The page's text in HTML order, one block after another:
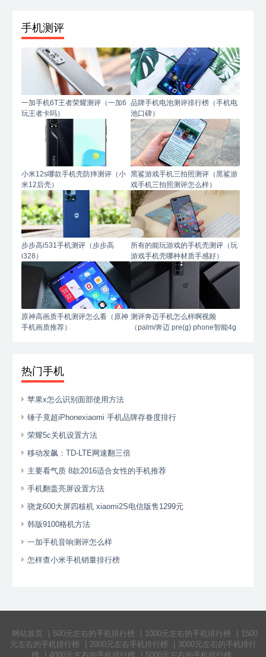
手机测评
一加手机6T王者荣耀测评（一加6
玩王者卡吗）
品牌手机电池测评排行榜（手机电
池口碑）
小米12s哪款手机壳防摔测评（小
米12后壳）
黑鲨游戏手机三拍照测评（黑鲨游
戏手机三拍照测评怎么样）
步步高i531手机测评（步步高
i328）
所有的能玩游戏的手机壳测评（玩
游戏手机壳哪种材质手感好）
原神高画质手机测评怎么看（原神
手机画质推荐）
测评奔迈手机怎么样啊视频
（palm/奔迈 pre(g) phone智能4g
热门手机
苹果x怎么识别面部使用方法
锤子竟超iPhonexiaomi 手机品牌存眷度排行
荣耀5c关机设置方法
移动发飙：TD-LTE网速翻三倍
主要看气质 8款2016适合女性的手机推荐
手机翻盖亮屏设置方法
骁龙600大屏四核机 xiaomi2S电信版售1299元
韩版9100格机方法
一加手机音响测评怎么样
怎样查小米手机销量排行榜
网站首页 | 500元左右的手机排行榜 | 1000元左右的手机排行榜 | 1500
元左右的手机排行榜
| 2000元左右手机排行榜 | 3000元左右的手机排行
榜
| 4000元左右的手机排行榜 | 5000元左右的手机排行榜